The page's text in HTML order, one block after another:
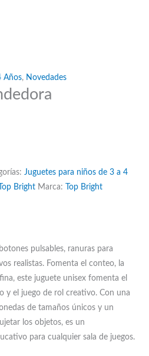
Años, Novedades
Juguetes para niños de 3 a 4
Top Bright Marca: Top Bright
pulsables, ranuras para
realistas. Fomenta el conteo, la
este juguete unisex fomenta el
y el juego de rol creativo. Con una
de tamaños únicos y un
los objetos, es un
para cualquier sala de juegos.